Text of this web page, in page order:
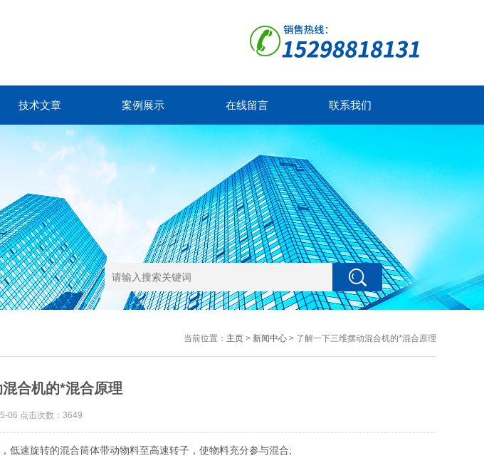
技术文章 案例展示 在线留言 联系我们
当前位置： 主页> 新闻中心> 了解一下三维摆动混合机的*混合原理
合机的*混合原理
06 点击次数：3649
，低速旋转的混合筒体带动物料至高速转子，使物料充分参与混合;